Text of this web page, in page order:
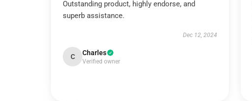
Outstanding product, highly endorse, and
superb assistance.
Dec 12, 2024
C Charles
Verified owner